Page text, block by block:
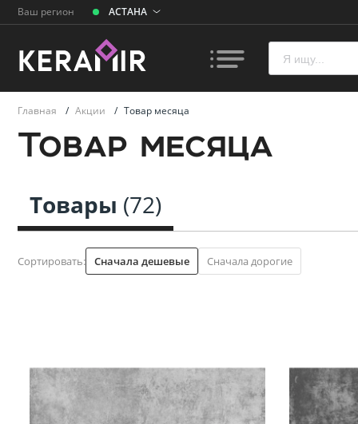
Ваш регион АСТАНА
Главная / Акции / Товар месяца
Товар месяца
Товары (72)
Сортировать: Сначала дешевые Сначала дорогие